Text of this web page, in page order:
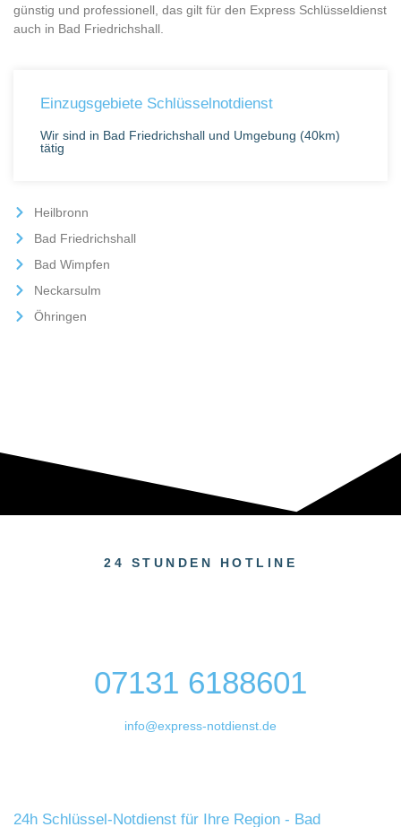
günstig und professionell, das gilt für den Express Schlüsseldienst
auch in Bad Friedrichshall.
Einzugsgebiete Schlüsselnotdienst
Wir sind in Bad Friedrichshall und Umgebung (40km)
tätig
Heilbronn
Bad Friedrichshall
Bad Wimpfen
Neckarsulm
Öhringen
24 STUNDEN HOTLINE
07131 6188601
info@express-notdienst.de
24h Schlüssel-Notdienst für Ihre Region - Bad